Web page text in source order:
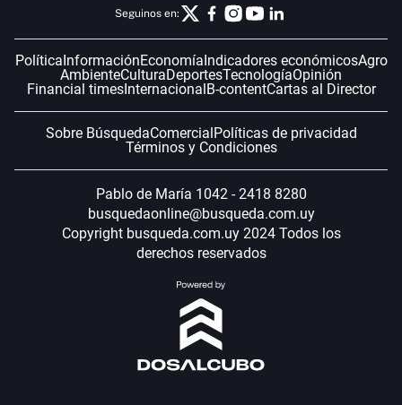
Seguinos en:
Política InformaciónEconomía Indicadores económicosAgro
AmbienteCulturaDeportesTecnologíaOpinión
Financial timesInternacional B-contentCartas al Director
Sobre BúsquedaComercial Políticas de privacidad
Términos y Condiciones
Pablo de María 1042 - 2418 8280
busquedaonline@busqueda.com.uy
Copyright busqueda.com.uy 2024 Todos los
derechos reservados